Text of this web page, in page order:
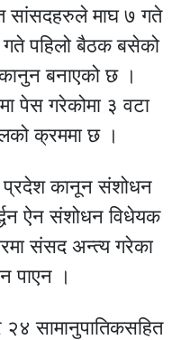
सांसदहरुले माघ ७ गते
पहिलो बैठक बसेको
बनाएको छ ।
पेस गरेकोमा ३ वटा
क्रममा छ ।
कानून संशोधन
ऐन संशोधन विधेयक
संसद अन्त्य गरेका
पाएन ।
२४ सामानुपातिकसहित